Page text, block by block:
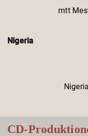
mtt
Nigeria
CD-